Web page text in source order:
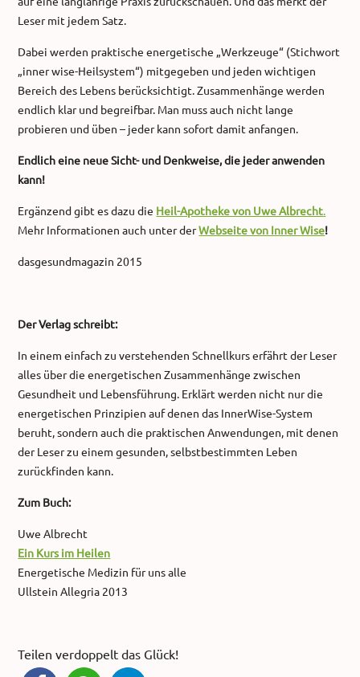
Leser mit jedem Satz.
Dabei werden praktische energetische „Werkzeuge“ (Stichwort
„inner wise-Heilsystem“) mitgegeben und jeden wichtigen
Bereich des Lebens berücksichtigt. Zusammenhänge werden
endlich klar und begreifbar. Man muss auch nicht lange
probieren und üben – jeder kann sofort damit anfangen.
Endlich eine neue Sicht- und Denkweise, die jeder anwenden
kann!
Ergänzend gibt es dazu die Heil-Apotheke von Uwe Albrecht.
Mehr Informationen auch unter derWebseite von Inner Wise!
dasgesundmagazin 2015
Der Verlag schreibt:
In einem einfach zu verstehenden Schnellkurs erfährt der Leser
alles über die energetischen Zusammenhänge zwischen
Gesundheit und Lebensführung. Erklärt werden nicht nur die
energetischen Prinzipien auf denen das InnerWise-System
beruht, sondern auch die praktischen Anwendungen, mit denen
der Leser zu einem gesunden, selbstbestimmten Leben
zurückfinden kann.
Zum Buch:
Uwe Albrecht
Ein Kurs im Heilen
Energetische Medizin für uns alle
Ullstein Allegria 2013
Teilen verdoppelt das Glück!